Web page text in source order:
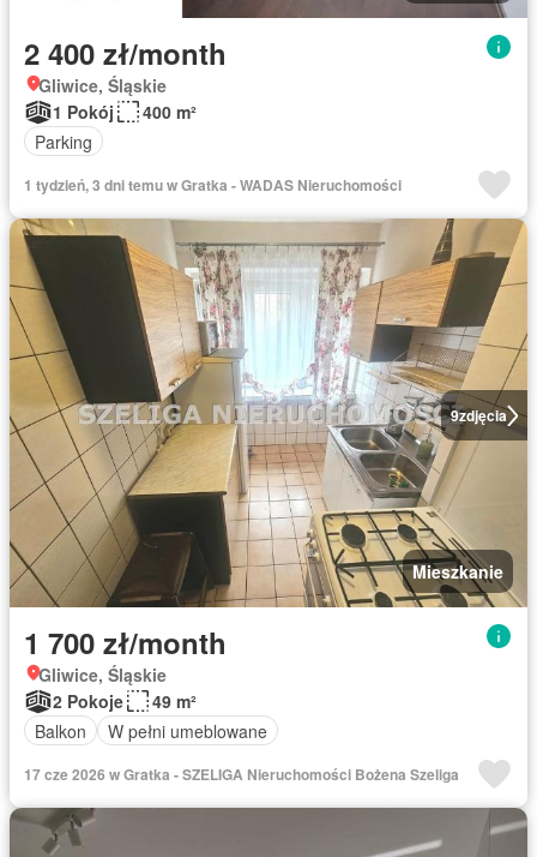
2 400 zł/month
Gliwice, Śląskie
1 Pokój
400 m²
Parking
1 tydzień, 3 dni temu w Gratka - WADAS Nieruchomości
9zdjęcia
Mieszkanie
1 700 zł/month
Gliwice, Śląskie
2 Pokoje
49 m²
Balkon
W pełni umeblowane
17 cze 2026 w Gratka - SZELIGA Nieruchomości Bożena Szeliga